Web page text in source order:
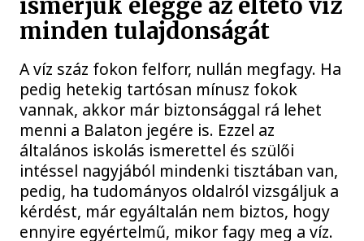
ismerjük eléggé az éltető víz
minden tulajdonságát
A víz száz fokon felforr, nullán megfagy. Ha
pedig hetekig tartósan mínusz fokok
vannak, akkor már biztonsággal rá lehet
menni a Balaton jegére is. Ezzel az
általános iskolás ismerettel és szülői
intéssel nagyjából mindenki tisztában van,
pedig, ha tudományos oldalról vizsgáljuk a
kérdést, már egyáltalán nem biztos, hogy
ennyire egyértelmű, mikor fagy meg a víz.